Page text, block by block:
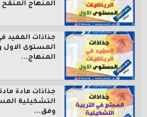
المنهاج المنقح
جذاذات المفيد
المستوى الاول
المنهاج...
جذاذات مادة
التشكيلية
وفق...